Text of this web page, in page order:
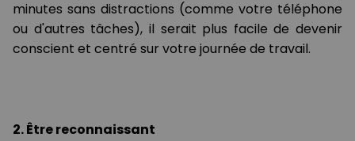
minutes sans distractions (comme votre téléphone
ou d'autres tâches), il serait plus facile de devenir
conscient et centré sur votre journée de travail.
2. Être reconnaissant